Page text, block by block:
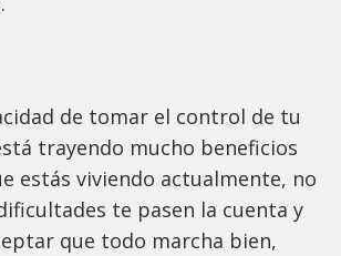
de tomar el control de tu
trayendo mucho beneficios
estás viviendo actualmente, no
te pasen la cuenta y
que todo marcha bien,